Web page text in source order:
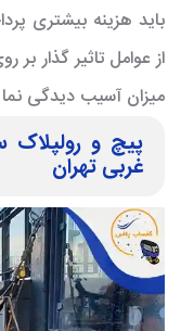
باید هزینه بیشتری
از عوامل تاثیر گذار
میزان آسیب دیدگی نما
پیچ و
غربی تهران